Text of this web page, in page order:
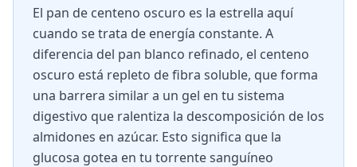
El pan de centeno oscuro es la estrella aquí
cuando se trata de energía constante. A
diferencia del pan blanco refinado, el centeno
oscuro está repleto de fibra soluble, que forma
una barrera similar a un gel en tu sistema
digestivo que ralentiza la descomposición de los
almidones en azúcar. Esto significa que la
glucosa gotea en tu torrente sanguíneo